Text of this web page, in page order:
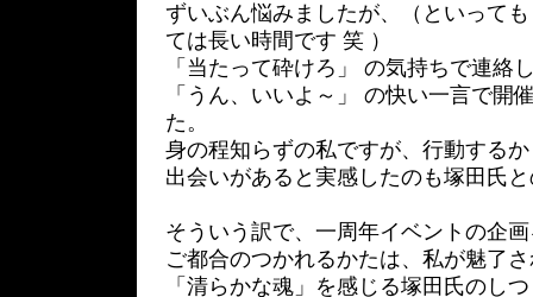
ずいぶん悩みましたが、（といって
ては長い時間です 笑 ）
「当たって砕けろ」 の気持ちで連絡
「うん、いいよ～」 の快い一言で開
た。
身の程知らずの私ですが、行動する
出会いがあると実感したのも塚田氏
そういう訳で、一周年イベントの企
ご都合のつかれるかたは、私が魅了
「清らかな魂」を感じる塚田氏のし